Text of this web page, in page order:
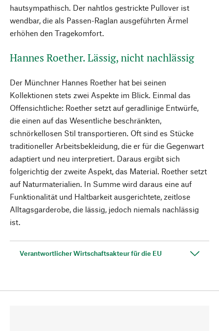
hautsympathisch. Der nahtlos gestrickte Pullover ist
wendbar, die als Passen-Raglan ausgeführten Ärmel
erhöhen den Tragekomfort.
Hannes Roether. Lässig, nicht nachlässig
Der Münchner Hannes Roether hat bei seinen
Kollektionen stets zwei Aspekte im Blick. Einmal das
Offensichtliche: Roether setzt auf geradlinige Entwürfe,
die einen auf das Wesentliche beschränkten,
schnörkellosen Stil transportieren. Oft sind es Stücke
traditioneller Arbeitsbekleidung, die er für die Gegenwart
adaptiert und neu interpretiert. Daraus ergibt sich
folgerichtig der zweite Aspekt, das Material. Roether setzt
auf Naturmaterialien. In Summe wird daraus eine auf
Funktionalität und Haltbarkeit ausgerichtete, zeitlose
Alltagsgarderobe, die lässig, jedoch niemals nachlässig
ist.
Verantwortlicher Wirtschaftsakteur für die EU